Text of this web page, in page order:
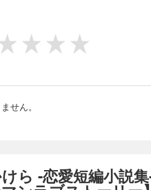
もう誰も愛さな
高見。二度と誰
生へと向かう痛み
妻に浮気を疑わ
仕事だという言
せん。
ら -恋愛短編小説